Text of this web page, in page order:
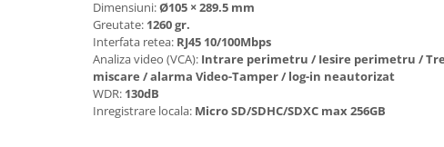
Dimensiuni:Ø105 × 289.5 mm
Greutate: 1260 gr.
Interfata retea: RJ45 10/100Mbps
Analiza video (VCA): Intrare perimetru / Iesire perimetru /
miscare / alarma Video-Tamper / log-in neautorizat
WDR: 130dB
Inregistrare locala: Micro SD/SDHC/SDXC max 256GB